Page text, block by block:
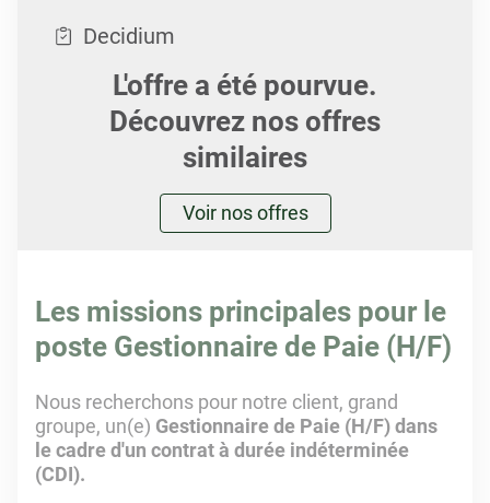
Decidium
L'offre a été pourvue.
Découvrez nos offres
similaires
Voir nos offres
Les missions principales pour le
poste Gestionnaire de Paie (H/F)
Nous recherchons pour notre client, grand
groupe, un(e) Gestionnaire de Paie (H/F) dans
le cadre d'un contrat à durée indéterminée
(CDI).